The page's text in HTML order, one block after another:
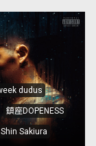
dudus
鎮座DOPENESS
Shin Sakiura